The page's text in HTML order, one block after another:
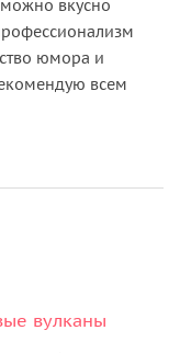
можно вкусно
юмора и
всем
вулканы